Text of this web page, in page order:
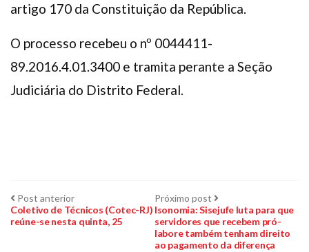
artigo 170 da Constituição da República.
O processo recebeu o nº 0044411-
89.2016.4.01.3400 e tramita perante a Seção
Judiciária do Distrito Federal.
Navegação
de
Post anteriorPost
anterior:
Coletivo de Técnicos (Cotec-RJ)
reúne-se nesta quinta, 25
Próximo post Próximo
post:
Isonomia: Sisejufe luta para que
servidores que recebem pró-
labore também tenham direito
ao pagamento da diferença